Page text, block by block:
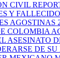
CIVIL
Y
AGOSTINAS
COLOMBIA
ASESINATO
DE SU